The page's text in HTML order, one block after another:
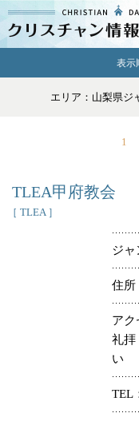
情報ブックとは
表示
エリア：山梨県ジ
1
TLEA甲府教会
［ TLEA ］
ジャ
住所
アク
礼拝
い
TEL